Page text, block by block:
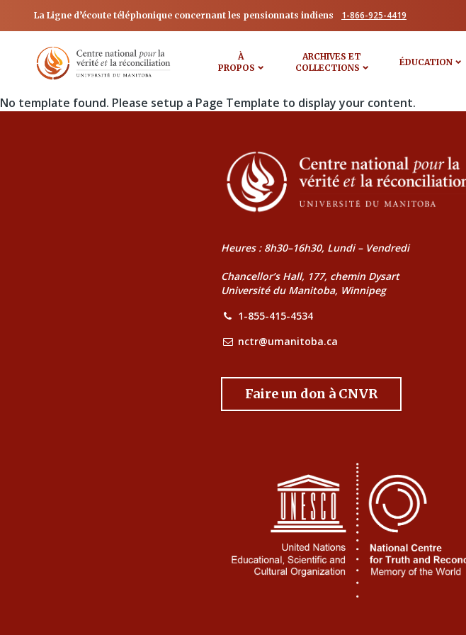
La Ligne d’écoute téléphonique concernant les pensionnats indiens 1-866-925-4419
À
PROPOS
ARCHIVES ET
COLLECTIONS
ÉDUCATION
No template found. Please setup a Page Template to display your content.
Heures : 8h30–16h30, Lundi – Vendredi
Chancellor’s Hall, 177, chemin Dysart
Université du Manitoba, Winnipeg
1-855-415-4534
nctr@umanitoba.ca
Faire un don à CNVR